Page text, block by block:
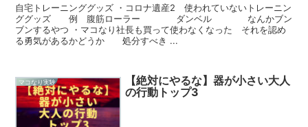
自宅トレーニンググッズ ・コロナ遺産2 使われていないトレーニン
ググッズ 例 腹筋ローラー ダンベル なんかブン
ブンするやつ ・マコなり社長も買って使わなくなった それを認め
る勇気があるかどうか 処分すべき ...
マコなり実験
【絶対にやるな】器が小さい大人
の行動トップ3